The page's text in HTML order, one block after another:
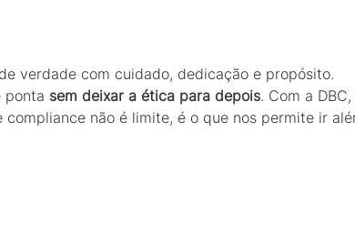
verdade com cuidado, dedicação e propósito.
ponta sem deixar a ética para depois. Com a
não é limite, é o que nos permite ir